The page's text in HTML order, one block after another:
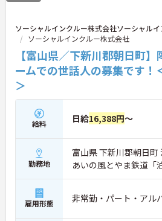
ソーシャルインクルー株式会社ソーシャル
ソーシャルインクルー株式会社
【富山県／下新川郡朝日町
ームでの世話人の募集です！
＞
給料 日給16,388円～
勤務地
富山県 下新川郡朝日
あいの風とやま鉄道「
雇用形態 非常勤・パート・アル